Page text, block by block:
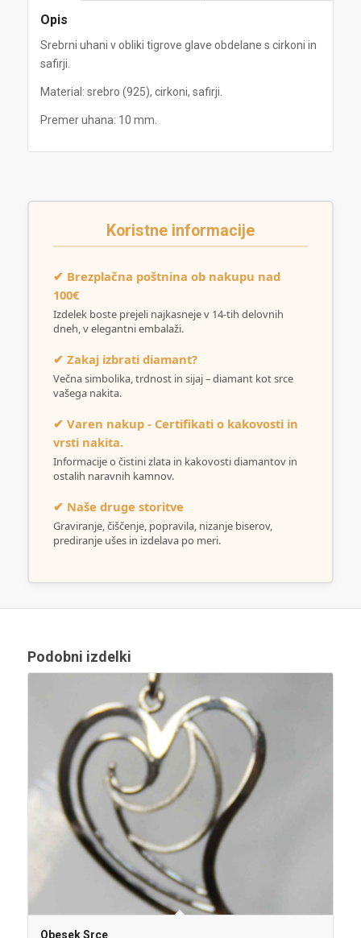
Opis
Srebrni uhani v obliki tigrove glave obdelane s cirkoni in
safirji.
Material: srebro (925), cirkoni, safirji.
Premer uhana: 10 mm.
Koristne informacije
✔ Brezplačna poštnina ob nakupu nad
100€
Izdelek boste prejeli najkasneje v 14-tih delovnih
dneh, v elegantni embalaži.
✔ Zakaj izbrati diamant?
Večna simbolika, trdnost in sijaj – diamant kot srce
vašega nakita.
✔ Varen nakup - Certifikati o kakovosti in
vrsti nakita.
Informacije o čistini zlata in kakovosti diamantov in
ostalih naravnih kamnov.
✔ Naše druge storitve
Graviranje, čiščenje, popravila, nizanje biserov,
prediranje ušes in izdelava po meri.
Podobni izdelki
Obesek Srce